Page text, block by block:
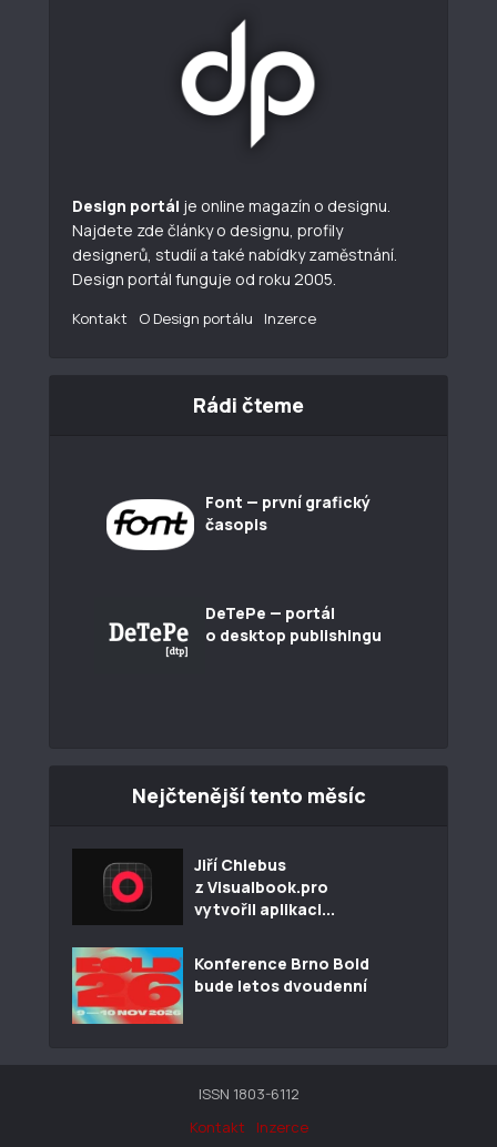
Design portál je online magazín o designu.
Najdete zde články o designu, profily
designerů, studií a také nabídky zaměstnání.
Design portál funguje od roku 2005.
Kontakt O Design portálu Inzerce
Rádi čteme
Font — první grafický
časopis
DeTePe — portál
o desktop publishingu
Nejčtenější tento měsíc
Jiří Chlebus
z Visualbook.pro
vytvořil aplikaci...
Konference Brno Bold
bude letos dvoudenní
ISSN 1803-6112
Kontakt
Inzerce